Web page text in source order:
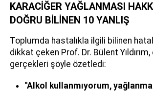
KARACİĞER YAĞLANMASI
DOĞRU BİLİNEN 10 YANLIŞ
Toplumda hastalıkla ilgili bilinen
dikkat çeken Prof. Dr. Bülent
gerçekleri şöyle özetledi:
"Alkol kullanmıyorum,